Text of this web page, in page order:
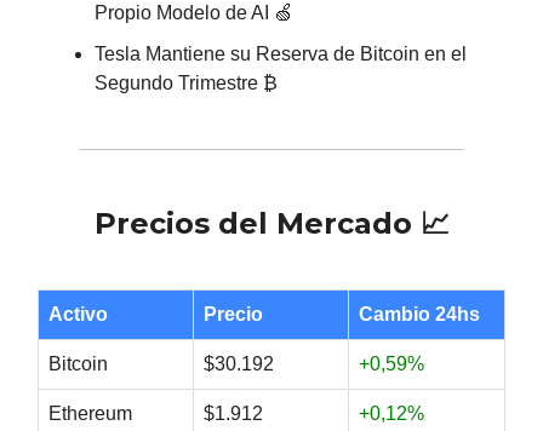
Propio Modelo de AI 🍏
Tesla Mantiene su Reserva de Bitcoin en el
Segundo Trimestre ₿
Precios del Mercado 📈
Activo Precio Cambio 24hs
Bitcoin $30.192 +0,59%
Ethereum $1.912 +0,12%